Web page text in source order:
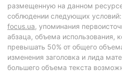
размещенную на данном
соблюдении следующих
focus.ua, упоминания
абзаца, объема использования,
превышать 50% от общего
изменения заголовка и лида
большего объема текста